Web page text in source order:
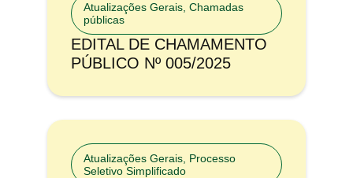
Atualizações Gerais Chamadas
públicas
EDITAL DE CHAMAMENTO
PÚBLICO Nº 005/2025
Atualizações Gerais Processo
Seletivo Simplificado